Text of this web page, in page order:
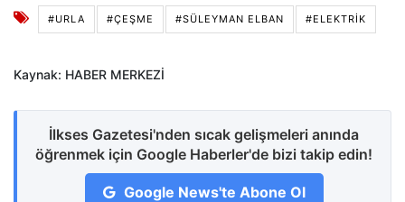
#URLA #ÇEŞME #SÜLEYMAN ELBAN #ELEKTRIK
Kaynak: HABER MERKEZİ
İlkses Gazetesi'nden sıcak gelişmeleri anında
öğrenmek için Google Haberler'de bizi takip edin!
Google News'te Abone Ol